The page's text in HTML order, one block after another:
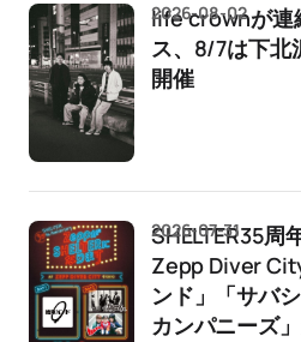
life crownが連
ス、8/7は下北
開催
2026-08-02
SHELTER35周
Zepp Diver
ンド」「サバ
カンパニーズ
2026-07-31